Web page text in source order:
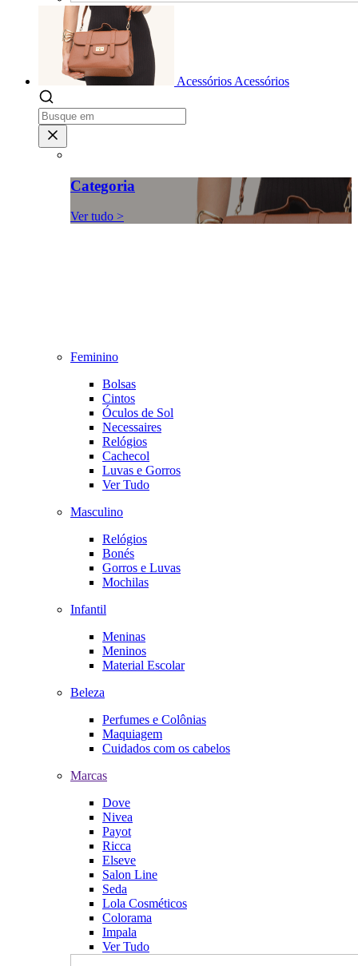
Acessórios Acessórios
Categoria
Ver tudo >
Feminino
Bolsas
Cintos
Óculos de Sol
Necessaires
Relógios
Cachecol
Luvas e Gorros
Ver Tudo
Masculino
Relógios
Bonés
Gorros e Luvas
Mochilas
Infantil
Meninas
Meninos
Material Escolar
Beleza
Perfumes e Colônias
Maquiagem
Cuidados com os cabelos
Marcas
Dove
Nivea
Payot
Ricca
Elseve
Salon Line
Seda
Lola Cosméticos
Colorama
Impala
Ver Tudo